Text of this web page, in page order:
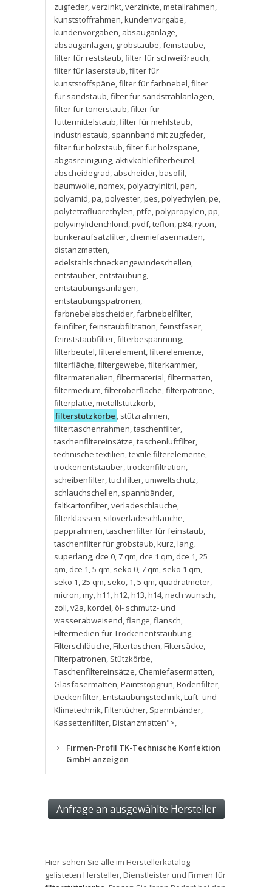
zugfeder,verzinkt,verzinkte,metallrahmen,
kunststoffrahmen,kundenvorgabe,
kundenvorgaben, absauganlage,
absauganlagen, grobstäube,feinstäube,
filter für reststaub,filter für schweißrauch,
filter für laserstaub,filter für
kunststoffspäne,filter für farbnebel,filter
für sandstaub,filter für sandstrahlanlagen,
filter für tonerstaub,filter für
futtermittelstaub,filter für mehlstaub,
industriestaub, spannband mit zugfeder,
filter für holzstaub,filter für holzspäne,
abgasreinigung, aktivkohlefilterbeutel,
abscheidegrad, abscheider,basofil,
baumwolle,nomex,polyacrylnitril,pan,
polyamid,pa,polyester,pes,polyethylen,pe,
polytetrafluorethylen,ptfe,polypropylen,pp,
polyvinylidenchlorid,pvdf,teflon,p84,ryton,
bunkeraufsatzfilter, chemiefasermatten,
distanzmatten,
edelstahlschneckengewindeschellen,
entstauber, entstaubung,
entstaubungsanlagen,
entstaubungspatronen,
farbnebelabscheider,farbnebelfilter,
feinfilter,feinstaubfiltration,feinstfaser,
feinststaubfilter,filterbespannung,
filterbeutel,filterelement,filterelemente,
filterfläche,filtergewebe,filterkammer,
filtermaterialien,filtermaterial,filtermatten,
filtermedium,filteroberfläche,filterpatrone,
filterplatte,metallstützkorb,
filterstützkörbe , stützrahmen,
filtertaschenrahmen,taschenfilter,
taschenfiltereinsätze,taschenluftfilter,
technische textilien,textile filterelemente,
trockenentstauber,trockenfiltration,
scheibenfilter,tuchfilter,umweltschutz,
schlauchschellen, spannbänder,
faltkartonfilter,verladeschläuche,
filterklassen, siloverladeschläuche,
papprahmen,taschenfilter für feinstaub,
taschenfilter für grobstaub,kurz,lang,
superlang, dce 0,7 qm, dce 1 qm, dce 1,25
qm, dce 1,5 qm, seko 0,7 qm, seko 1 qm,
seko 1,25 qm, seko, 1,5 qm, quadratmeter,
micron,my,h11,h12,h13,h14,nach wunsch,
zoll,v2a,kordel, öl- schmutz- und
wasserabweisend,flange,flansch,
Filtermedien für Trockenentstaubung,
Filterschläuche,Filtertaschen,Filtersäcke,
Filterpatronen, Stützkörbe,
Taschenfiltereinsätze, Chemiefasermatten,
Glasfasermatten,Paintstopgrün,Bodenfilter,
Deckenfilter,Entstaubungstechnik,Luft- und
Klimatechnik,Filtertücher, Spannbänder,
Kassettenfilter,Distanzmatten">,
Firmen-Profil TK-Technische Konfektion
GmbH anzeigen
Hier sehen Sie alle im Herstellerkatalog
gelisteten Hersteller, Dienstleister und Firmen für